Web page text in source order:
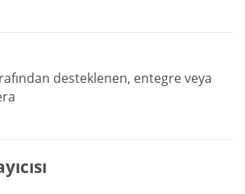
desteklenen, entegre veya